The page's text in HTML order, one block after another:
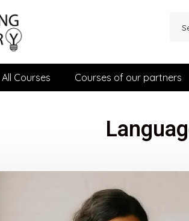
All Courses Courses of our partners